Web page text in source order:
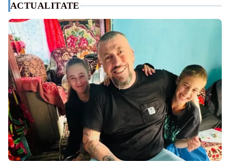
ACTUALITATE